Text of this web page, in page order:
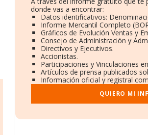
donde vas a encontrar:
Datos identificativos:
Informe Mercantil Completo
Gráficos de Evolución Ventas y
Consejo de Administración y
Directivos y Ejecutivos.
Accionistas.
Participaciones y Vinculaciones
Artículos de prensa publicados
Información oficial y registral
QUIERO MI